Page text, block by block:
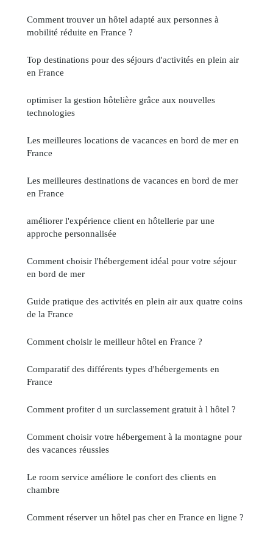
Comment trouver un hôtel adapté aux personnes à
mobilité réduite en France ?
Top destinations pour des séjours d'activités en plein air
en France
optimiser la gestion hôtelière grâce aux nouvelles
technologies
Les meilleures locations de vacances en bord de mer en
France
Les meilleures destinations de vacances en bord de mer
en France
améliorer l'expérience client en hôtellerie par une
approche personnalisée
Comment choisir l'hébergement idéal pour votre séjour
en bord de mer
Guide pratique des activités en plein air aux quatre coins
de la France
Comment choisir le meilleur hôtel en France ?
Comparatif des différents types d'hébergements en
France
Comment profiter d un surclassement gratuit à l hôtel ?
Comment choisir votre hébergement à la montagne pour
des vacances réussies
Le room service améliore le confort des clients en
chambre
Comment réserver un hôtel pas cher en France en ligne ?